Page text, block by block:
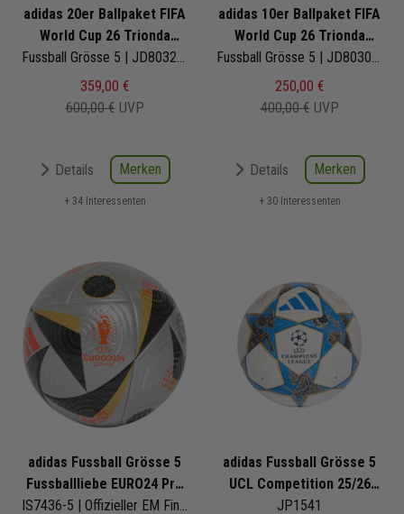
adidas 20er Ballpaket FIFA
World Cup 26 Trionda
Training
Fussball Grösse 5 | JD8032 | Fußbälle Set 20-teilig
359,00 €
600,00 € UVP
Details Merken
+ 34 Interessenten
adidas 10er Ballpaket FIFA
World Cup 26 Trionda
League
Fussball Grösse 5 | JD8030 | Fußbälle Set 10-teilig
250,00 €
400,00 € UVP
Details Merken
+ 30 Interessenten
adidas Fussball Grösse 5
Fussballliebe EURO24 Pro
Final
IS7436-5 | Offizieller EM Finalball 2024
adidas Fussball Grösse 5
UCL Competition 25/26
League Stage
JP1541